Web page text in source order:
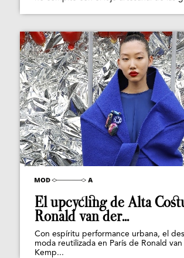
El upcycling de Alta
Ronald van der...
Con espíritu performance urbana, el
moda reutilizada en París de Ronald
Kemp...